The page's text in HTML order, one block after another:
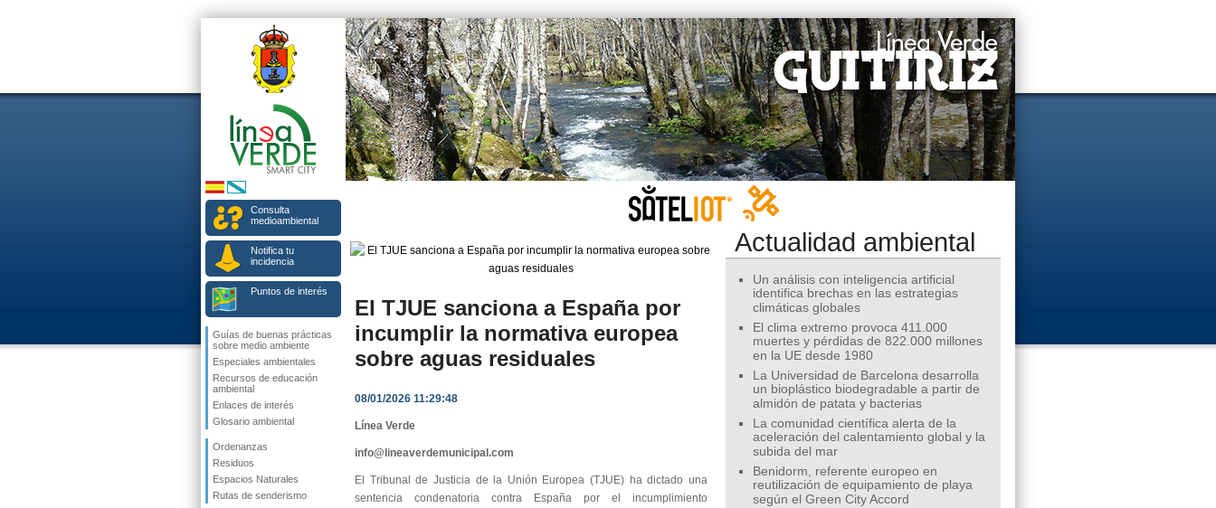
Consulta
medioambiental
Notifica tu
incidencia
Puntos de interés
Guías de buenas prácticas
sobre medio ambiente
Especiales ambientales
Recursos de educación
ambiental
Enlaces de interés
Glosario ambiental
Ordenanzas
Residuos
Espacios Naturales
Rutas de senderismo
El TJUE sanciona a España por
incumplir la normativa europea
sobre aguas residuales
08/01/2026 11:29:48
Línea Verde
info@lineaverdemunicipal.com
El Tribunal de Justicia de la Unión Europea (TJUE) ha dictado una
sentencia condenatoria contra España por el incumplimiento
Actualidad ambiental
Un análisis con inteligencia artificial
identifica brechas en las estrategias
climáticas globales
El clima extremo provoca 411.000
muertes y pérdidas de 822.000 millones
en la UE desde 1980
La Universidad de Barcelona desarrolla
un bioplástico biodegradable a partir de
almidón de patata y bacterias
La comunidad científica alerta de la
aceleración del calentamiento global y la
subida del mar
Benidorm, referente europeo en
reutilización de equipamiento de playa
según el Green City Accord